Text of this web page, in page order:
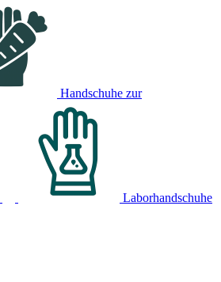
Handschuhe zur
Laborhandschuhe